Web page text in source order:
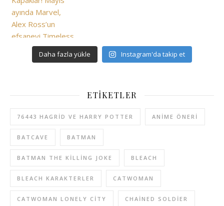
Daha fazla yükle Instagram'da takip et
ETIKETLER
76443 HAGRID VE HARRY POTTER ANIME ÖNERI
BATCAVE BATMAN
BATMAN THE KILLING JOKE BLEACH
BLEACH KARAKTERLER CATWOMAN
CATWOMAN LONELY CITY CHAINED SOLDIER